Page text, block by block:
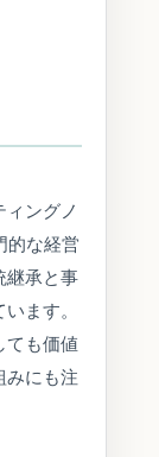
ングノ
的な経営
継承と事
ます。
ても価値
みにも注